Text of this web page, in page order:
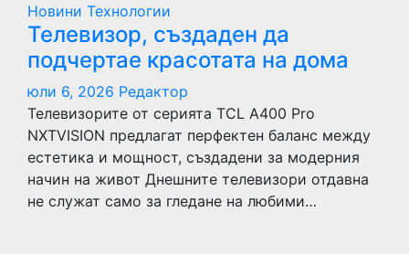
Новини Технологии
Телевизор, създаден да
подчертае красотата на дома
юли 6, 2026 Редактор
Телевизорите от серията TCL A400 Pro
NXTVISION предлагат перфектен баланс между
естетика и мощност, създадени за модерния
начин на живот Днешните телевизори отдавна
не служат само за гледане на любими…